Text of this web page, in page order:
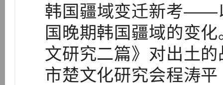
韩国疆域变迁新考——
国晚期韩国疆域的变
文研究二篇》对出土
市楚文化研究会程涛